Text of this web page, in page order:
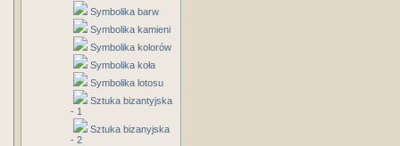
Symbolika barw
Symbolika kamieni
Symbolika kolorów
Symbolika koła
Symbolika lotosu
Sztuka bizantyjska
- 1
Sztuka bizanyjska
- 2